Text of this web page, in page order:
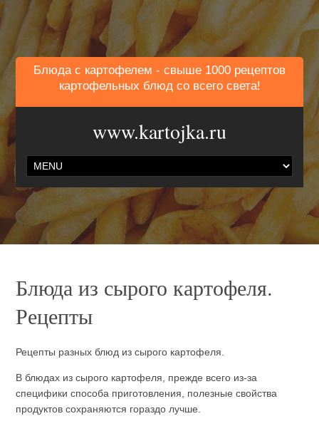
Блюда с картофелем - свыше 1000 рецептов
картофельных блюд со всего света!
www.kartojka.ru
Блюда из сырого картофеля.
Рецепты
Рецепты разных блюд из сырого картофеля.
В блюдах из сырого картофеля, прежде всего из-за
специфики способа приготовления, полезные свойства
продуктов сохраняются гораздо лучше.